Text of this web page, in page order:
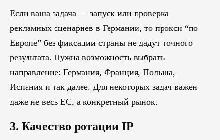
Если ваша задача — запуск или проверка
рекламных сценариев в Германии, то прокси “по
Европе” без фиксации страны не дадут точного
результата. Нужна возможность выбрать
направление: Германия, Франция, Польша,
Испания и так далее. Для некоторых задач важен
даже не весь ЕС, а конкретный рынок.
3. Качество ротации IP